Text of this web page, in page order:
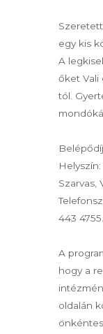
egy kis
A
őket Vali
tól.
Szarvas,
443 4755.
A
hogy a
oldalán